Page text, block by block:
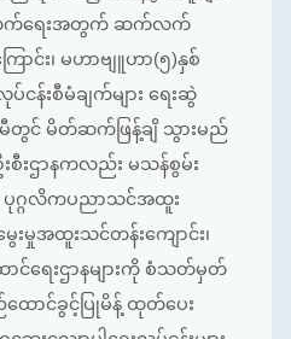
တက်ရေးအတွက် ဆက်လက်
ာင်း၊ မဟာဗျူဟာ(၅)နှစ်
န်းစီမံချက်များ ရေးဆွဲ
မီတွင် မိတ်ဆက်ဖြန့်ချိ သွားမည်
းစီးဌာနကလည်း မသန်စွမ်း
ဂ္ဂလိကပညာသင်အထူး
းမှုအထူးသင်တန်းကျောင်း၊
ရေးဌာနများကို စံသတ်မှတ်
ောင်ခွင့်ပြုမိန့် ထုတ်ပေး